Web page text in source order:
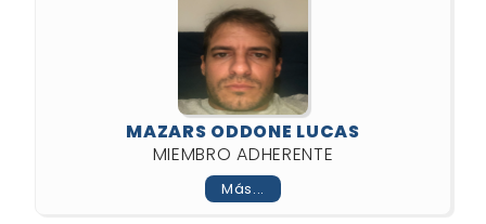
MAZARS ODDONE LUCAS
MIEMBRO ADHERENTE
Más...